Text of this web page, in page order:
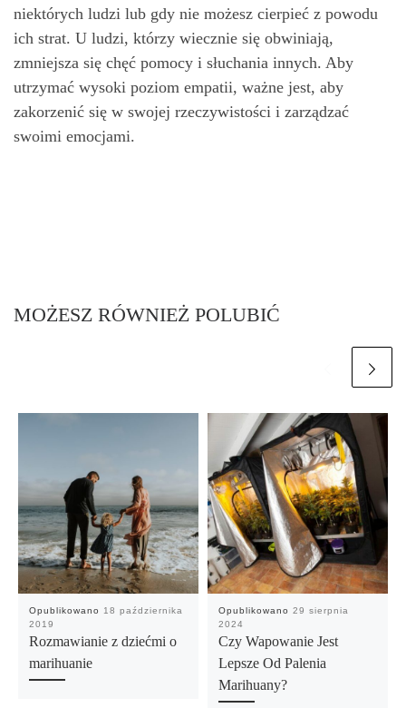
niektórych ludzi lub gdy nie możesz cierpieć z powodu
ich strat. U ludzi, którzy wiecznie się obwiniają,
zmniejsza się chęć pomocy i słuchania innych. Aby
utrzymać wysoki poziom empatii, ważne jest, aby
zakorzenić się w swojej rzeczywistości i zarządzać
swoimi emocjami.
MOŻESZ RÓWNIEŻ POLUBIĆ
Opublikowano
18 października
2019
Rozmawianie z dziećmi o
marihuanie
Opublikowano 29 sierpnia
2024
Czy Wapowanie Jest
Lepsze Od Palenia
Marihuany?